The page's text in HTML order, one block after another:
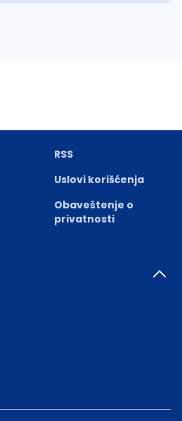
RSS
Uslovi korišćenja
Obaveštenje o
privatnosti